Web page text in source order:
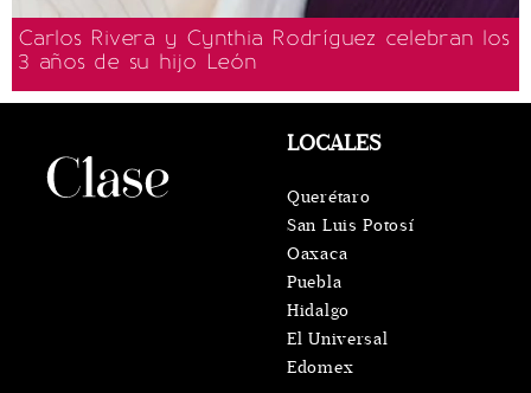
Carlos Rivera y Cynthia Rodríguez celebran los
3 años de su hijo León
LOCALES
Querétaro
San Luis Potosí
Oaxaca
Puebla
Hidalgo
El Universal
Edomex